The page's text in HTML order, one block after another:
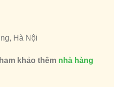
Hà Nội
khảo thêm nhà hàng